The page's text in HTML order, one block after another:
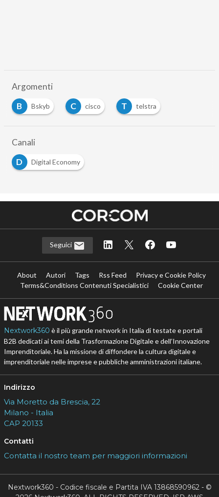
Argomenti
B
Bskyb C cisco T telstra
Canali
D
Digital Economy
Seguici
About Autori Tags Rss Feed
Privacy e Cookie Policy
Terms&Conditions Contenuti Specialistici
Cookie Center
Nextwork360 è il più grande network in Italia di testate e portali
B2B dedicati ai temi della Trasformazione Digitale e dell’Innovazione
Imprenditoriale. Ha la missione di diffondere la cultura digitale e
imprenditoriale nelle imprese e pubbliche amministrazioni italiane.
Indirizzo
Via Moretto da Brescia, 22
Milano - Italia
CAP 20133
Contatti
Contatta il nostro team per maggiori informazioni
Nextwork360 - Codice fiscale e Partita IVA 13868590962 - ©